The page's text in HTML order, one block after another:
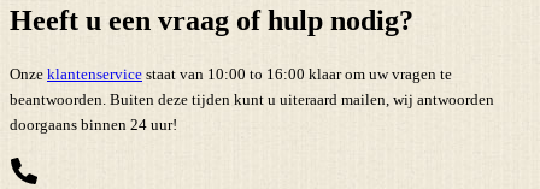
Heeft u een vraag of hulp nodig?
Onze klantenservice staat van 10:00 to 16:00 klaar om uw vragen te
beantwoorden. Buiten deze tijden kunt u uiteraard mailen, wij antwoorden
doorgaans binnen 24 uur!